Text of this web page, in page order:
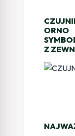
ORNO
Z